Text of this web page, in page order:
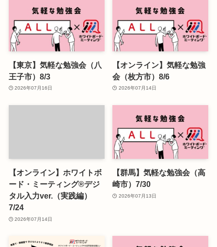
【東京】気軽な勉強会（八
王子市）8/3
2026年07月16日
【オンライン】気軽な勉強
会（枚方市）8/6
2026年07月14日
【オンライン】ホワイトボ
ード・ミーティング®デジ
タル入力ver.（実践編）
7/24
2026年07月14日
【群馬】気軽な勉強会（高
崎市）7/30
2026年07月13日